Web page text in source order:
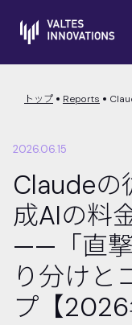
トップ Reports
2026.06.15
Claudeの
成AIの料
——「直
り分けと
プ【2026